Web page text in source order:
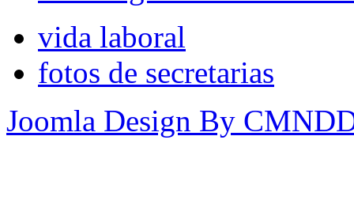
vida laboral
fotos de secretarias
Joomla Design By